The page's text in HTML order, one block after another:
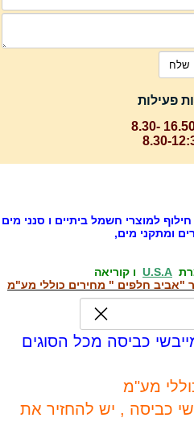
פעילות
למוצרי חשמל ביתיים ו סנני מים
ומתקני מים,
U.S.Aו קוריאה
חלפים " מחירים כוללי מע"מ
כביסה מכל הסוגים
מע"מ
כביסה , יש להחזיר את